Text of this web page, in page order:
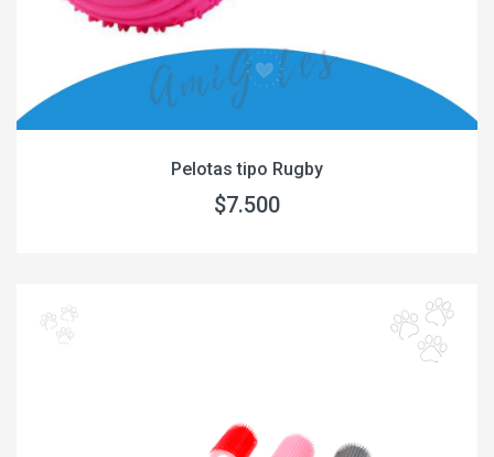
Pelotas tipo Rugby
$7.500